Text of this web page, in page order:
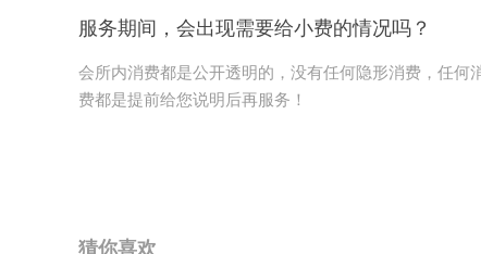
服务期间，会出现需要给小费的情况吗？
会所内消费都是公开透明的，没有任何隐形消费，任何
费都是提前给您说明后再服务！
猜你喜欢